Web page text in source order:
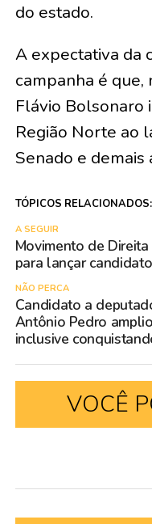
do estado.
A expectativa da
campanha é que,
Flávio Bolsonaro
Região Norte ao
Senado e demais
TÓPICOS RELACIONADOS:
A SEGUIR
Movimento de
para lançar
NÃO PERCA
Candidato a
Antônio Pedro
inclusive
VOCÊ